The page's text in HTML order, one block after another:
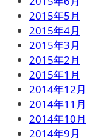
2015年5月
2015年4月
2015年3月
2015年2月
2015年1月
2014年12月
2014年11月
2014年10月
2014年9月